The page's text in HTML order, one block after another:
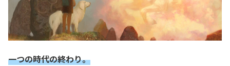
一つの時代の終わり。